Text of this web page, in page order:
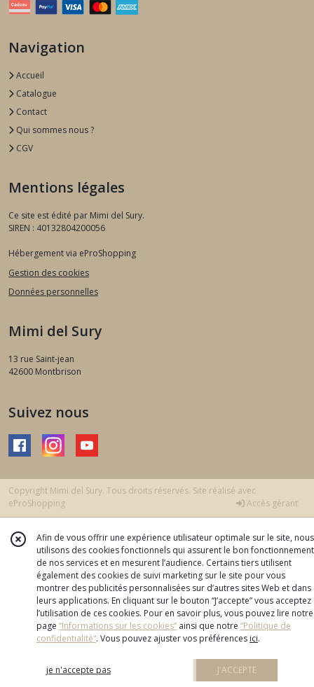
Navigation
Accueil
Catalogue
Contact
Qui sommes nous ?
CGV
Mentions légales
Ce site est édité par Mimi del Sury.
SIREN : 40132804200056
Hébergement via eProShopping
Gestion des cookies
Données personnelles
Mimi del Sury
13 rue Saint-jean
42600 Montbrison
Suivez nous
Copyright Mimi del Sury. Tous droits réservés. Site réalisé avec
eProShopping
Accès gérant
Afin de vous offrir une expérience utilisateur optimale sur le site, nous
utilisons des cookies fonctionnels qui assurent le bon fonctionnement
de nos services et en mesurent l’audience. Certains tiers utilisent
également des cookies de suivi marketing sur le site pour vous
montrer des publicités personnalisées sur d’autres sites Web et dans
leurs applications. En cliquant sur le bouton “J’accepte” vous acceptez
l’utilisation de ces cookies. Pour en savoir plus, vous pouvez lire notre
page “Informations sur les cookies” ainsi que notre “Politique de
confidentialité“. Vous pouvez ajuster vos préférences ici.
je n'accepte pas J'ACCEPTE